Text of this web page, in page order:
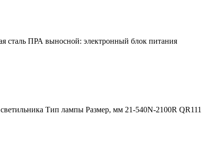
сталь ПРА выносной: электронный блок питания
Тип лампы Размер, мм 21-540N-2100R QR111